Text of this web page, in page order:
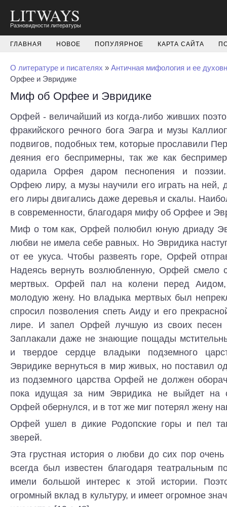
LITWAYS
Разновидности литературы
ГЛАВНАЯ НОВОЕ ПОПУЛЯРНОЕ КАРТА САЙТА
О литературе и писателях » Античная мифология и ее
Орфее и Эвридике
Миф об Орфее и Эвридике
Орфей - величайший из когда-либо живших
фракийского речного бога Эагра и музы
подвигов, подобных тем, которые прославили
деяния его беспримерны, так же как
одарила Орфея даром песнопения и
Орфею лиру, а музы научили его играть на ней,
его лиры двигались даже деревья и скалы.
в современности, благодаря мифу об Орфее и
Миф о том как, Орфей полюбил юную дриаду
любви не имела себе равных. Но Эвридика
от ее укуса. Чтобы развеять горе, Орфей
Надеясь вернуть возлюбленную, Орфей смело
мертвых. Орфей пал на колени перед
молодую жену. Но владыка мертвых был
спросил позволения спеть Аиду и его
лире. И запел Орфей лучшую из своих
Заплакали даже не знающие пощады
и твердое сердце владыки подземного
Эвридике вернуться в мир живых, но поставил
из подземного царства Орфей не должен
пока идущая за ним Эвридика не выйдет на
Орфей обернулся, и в тот же миг потерял жену
Орфей ушел в дикие Родопские горы и пел
зверей.
Эта грустная история о любви до сих пор
всегда был известен благодаря театральным
имели большой интерес к этой истории.
огромный вклад в культуру, и имеет огромное